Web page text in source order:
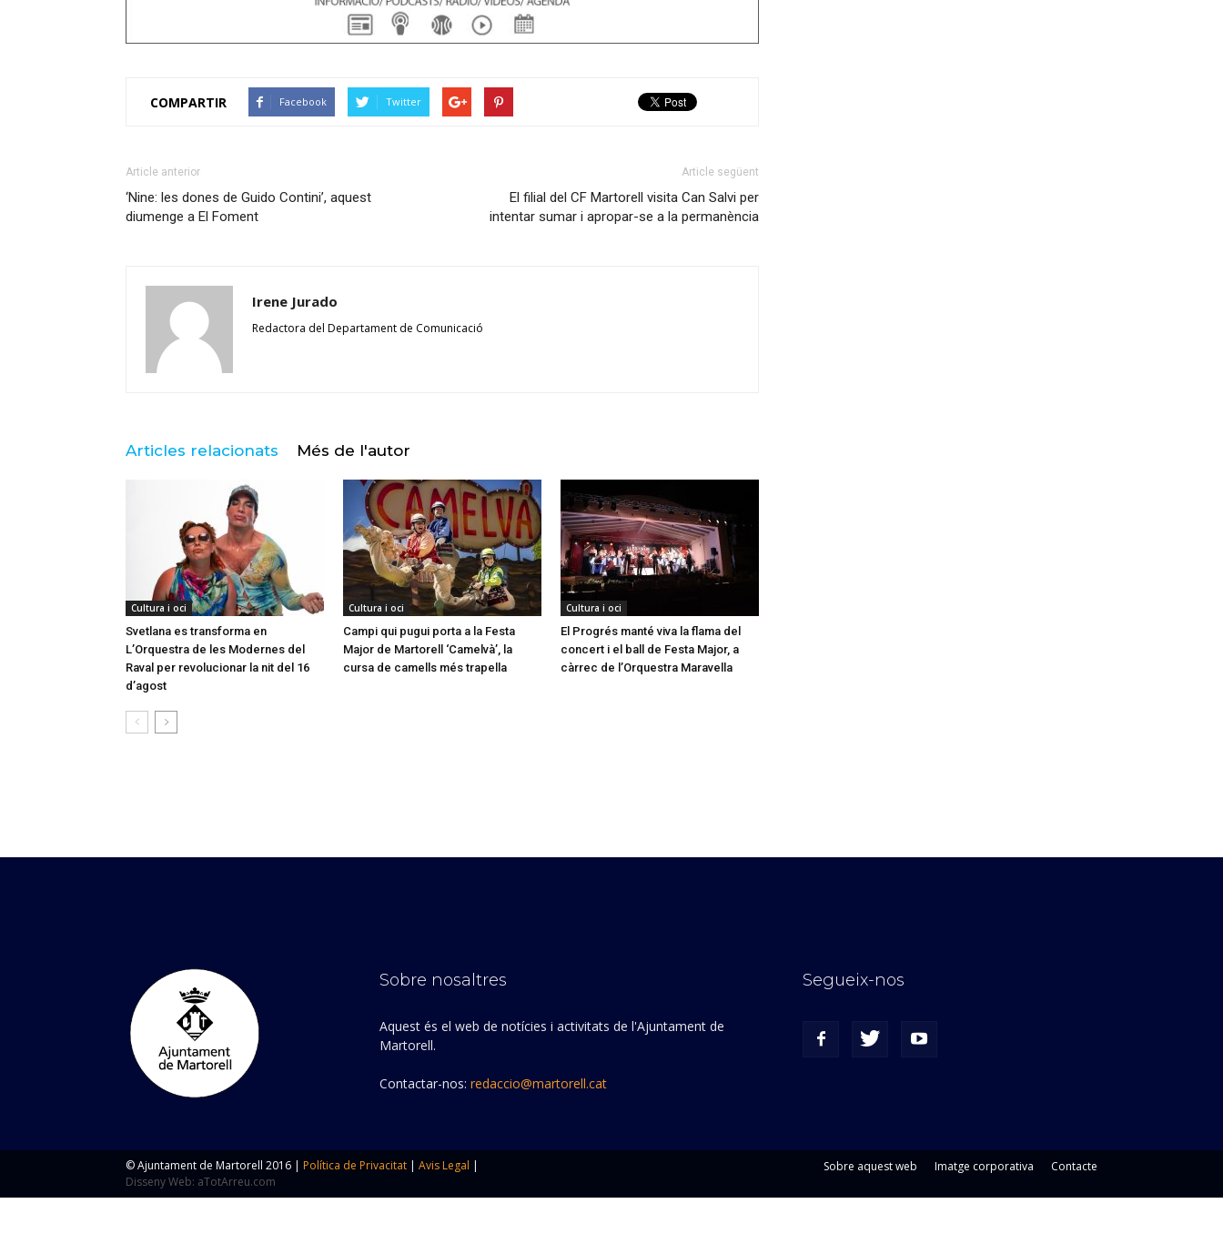
COMPARTIR Facebook Twitter
Article anterior
‘Nine: les dones de Guido Contini’, aquest
diumenge a El Foment
Article següent
El filial del CF Martorell visita Can Salvi per
intentar sumar i apropar-se a la permanència
Irene Jurado
Redactora del Departament de Comunicació
Articles relacionats Més de l'autor
Cultura i oci
Svetlana es transforma en
L’Orquestra de les Modernes del
Raval per revolucionar la nit del 16
d’agost
Cultura i oci
Campi qui pugui porta a la Festa
Major de Martorell ‘Camelvà’, la
cursa de camells més trapella
Cultura i oci
El Progrés manté viva la flama del
concert i el ball de Festa Major, a
càrrec de l’Orquestra Maravella
Sobre nosaltres
Aquest és el web de notícies i activitats de l'Ajuntament de
Martorell.
Contactar-nos: redaccio@martorell.cat
Segueix-nos
Sobre aquest web Imatge corporativa Contacte
© Ajuntament de Martorell 2016 | Política de Privacitat | Avis Legal |
Disseny Web: aTotArreu.com